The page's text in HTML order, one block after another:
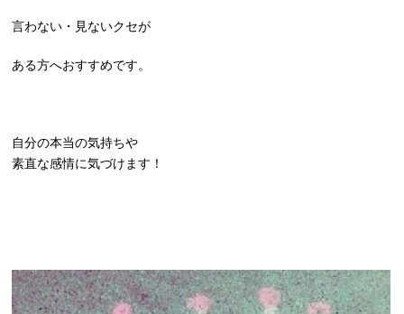
言わない・見ないクセが
ある方へおすすめです。
自分の本当の気持ちや
素直な感情に気づけます！